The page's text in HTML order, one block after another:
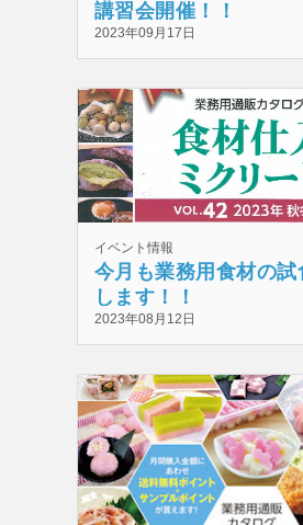
講習会開催！！
2023年09月17日
イベント情報
今月も業務用食材の試
します！！
2023年08月12日